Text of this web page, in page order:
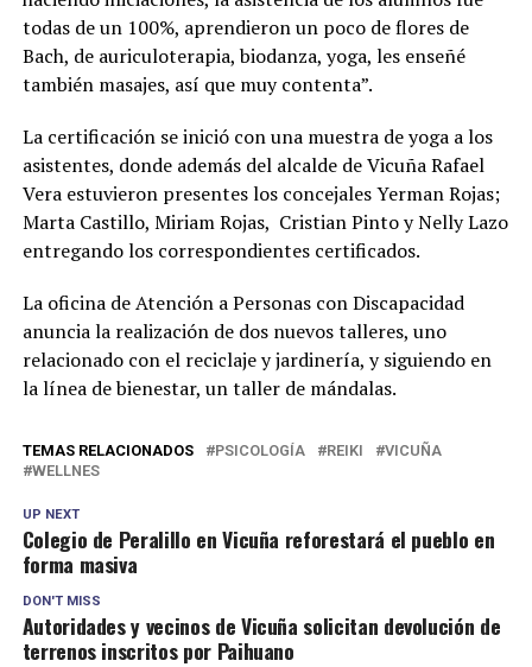
todas de un 100%, aprendieron un poco de flores de
Bach, de auriculoterapia, biodanza, yoga, les enseñé
también masajes, así que muy contenta”.
La certificación se inició con una muestra de yoga a los
asistentes, donde además del alcalde de Vicuña Rafael
Vera estuvieron presentes los concejales Yerman Rojas;
Marta Castillo, Miriam Rojas, Cristian Pinto y Nelly Lazo
entregando los correspondientes certificados.
La oficina de Atención a Personas con Discapacidad
anuncia la realización de dos nuevos talleres, uno
relacionado con el reciclaje y jardinería, y siguiendo en
la línea de bienestar, un taller de mándalas.
TEMAS RELACIONADOS PSICOLOGÍA REIKI
VICUÑA
WELLNES
UP NEXT
Colegio de Peralillo en Vicuña reforestará el pueblo en
forma masiva
DON'T MISS
Autoridades y vecinos de Vicuña solicitan devolución de
terrenos inscritos por Paihuano